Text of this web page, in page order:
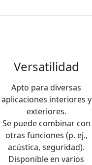
Versatilidad
Apto para diversas
aplicaciones interiores y
exteriores.
Se puede combinar con
otras funciones (p. ej.,
acústica, seguridad).
Disponible en varios